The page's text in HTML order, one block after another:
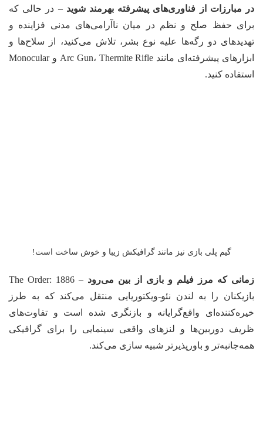
در مبارزات از فناوری‌های پیشرفته بهرمند شوید – در حالی که
برای حفظ صلح و نظم در میان ناآرامی‌های مدنی فزاینده و
تهدیدهای دو رگه‌ها علیه نوع بشر، تلاش می‌کنید، از سلاح‌ها و
ابزارهای پیشرفته‌ای مانند Arc Gun، Thermite Rifle و Monocular
استفاده کنید.
گیم پلی بازی نیز مانند گرافیکش زیبا و خوش ساخت است!
زمانی که مرز فیلم و بازی از بین می‌رود
– The Order: 1886
بازیکنان را به لندن نئو-ویکتوریایی منتقل می‌کند که به طرز
خیره‌کننده‌ای واقع‌گرایانه و بازنگری شده است و تفاوت‌های
ظریف دوربین‌ها و لنزهای واقعی سینمایی را برای گرافیکی
همه‌جانبه‌تر و باورپذیرتر شبیه سازی می‌کند.